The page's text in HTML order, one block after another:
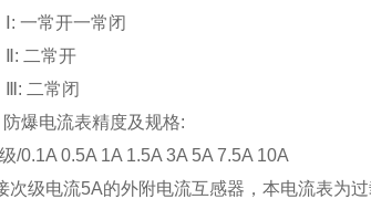
一常开一常闭
二常开
二常闭
防爆电流表精度及规格:
/0.1A 0.5A 1A 1.5A 3A 5A 7.5A 10A
次级电流5A的外附电流互感器，本电流表为